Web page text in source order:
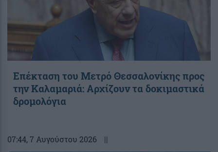
Επέκταση του Μετρό Θεσσαλονίκης προς
την Καλαμαριά: Αρχίζουν τα δοκιμαστικά
δρομολόγια
07:44, 7 Αυγούστου 2026 ||